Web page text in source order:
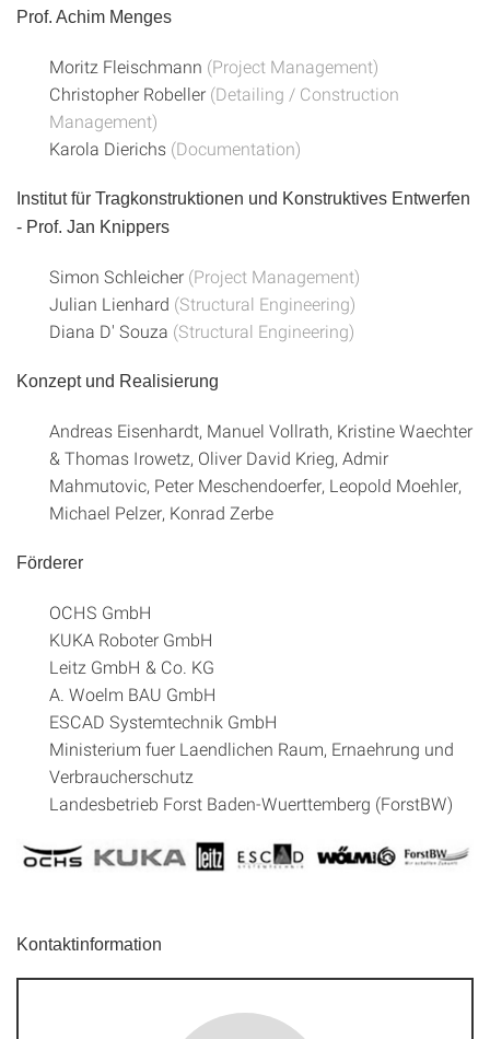
Prof. Achim Menges
Moritz Fleischmann (Project Management)
Christopher Robeller (Detailing / Construction
Management)
Karola Dierichs (Documentation)
Institut für Tragkonstruktionen und Konstruktives Entwerfen
- Prof. Jan Knippers
Simon Schleicher (Project Management)
Julian Lienhard (Structural Engineering)
Diana D' Souza (Structural Engineering)
Konzept und Realisierung
Andreas Eisenhardt, Manuel Vollrath, Kristine Waechter
& Thomas Irowetz, Oliver David Krieg, Admir
Mahmutovic, Peter Meschendoerfer, Leopold Moehler,
Michael Pelzer, Konrad Zerbe
Förderer
OCHS GmbH
KUKA Roboter GmbH
Leitz GmbH & Co. KG
A. Woelm BAU GmbH
ESCAD Systemtechnik GmbH
Ministerium fuer Laendlichen Raum, Ernaehrung und
Verbraucherschutz
Landesbetrieb Forst Baden-Wuerttemberg (ForstBW)
Kontaktinformation